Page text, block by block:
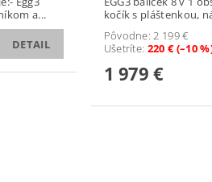
a...
DETAIL
kočík s pláštenkou,
Pôvodne:2 199 €
Ušetríte: 220 € (–10
1 979 €